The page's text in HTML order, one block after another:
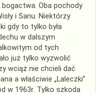
Oba pochody
i Sanu. Niektórzy
gdy to tylko była
w dalszym
od tych
już tylko wyzwolić
wciąż nie chcieli dać
a właściwie „Laleczki”
w 1963r. Tylko szkoda